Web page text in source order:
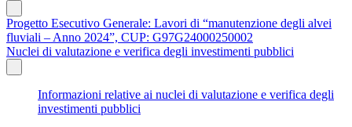
Progetto Esecutivo Generale: Lavori di “manutenzione degli alvei
fluviali – Anno 2024”, CUP: G97G24000250002
Nuclei di valutazione e verifica degli investimenti pubblici
Informazioni relative ai nuclei di valutazione e verifica degli
investimenti pubblici